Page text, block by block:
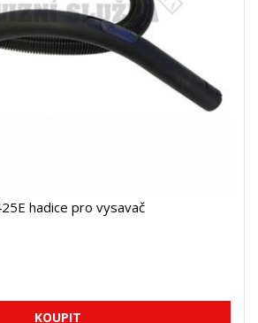
hadice pro vysavač